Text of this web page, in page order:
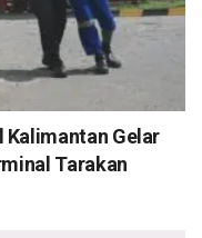
Kalimantan Gelar
Tarakan